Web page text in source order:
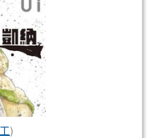
)